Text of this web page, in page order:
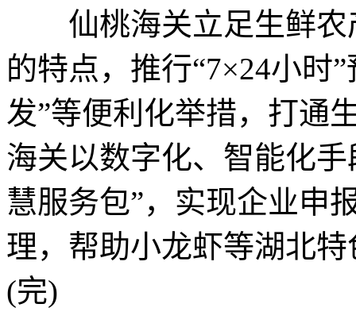
仙桃海关立足生鲜农
的特点，推行“7×24小时
发”等便利化举措，打通
海关以数字化、智能化
慧服务包”，实现企业申
理，帮助小龙虾等湖北
(完)